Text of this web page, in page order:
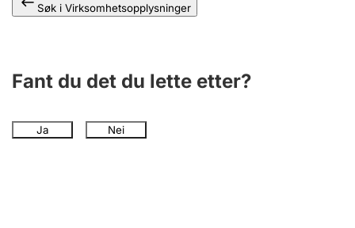
Søk i Virksomhetsopplysninger
Fant du det du lette etter?
Ja Nei